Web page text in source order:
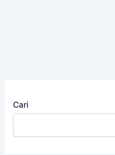
Cari